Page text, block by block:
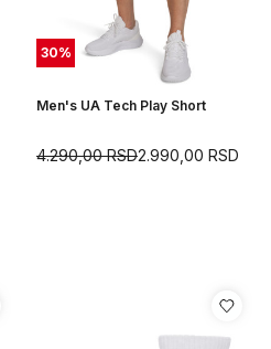
30%
Men's UA Tech Play Short
2.990,00 RSD
4.290,00RSD